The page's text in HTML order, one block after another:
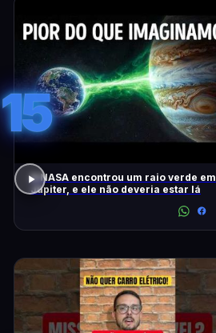
15
A NASA encontrou um raio verde em
Júpiter, e ele não deveria estar lá